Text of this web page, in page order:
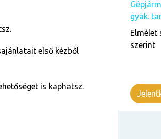
első kézből
is kaphatsz.
gyak.
Elmélet
szerint